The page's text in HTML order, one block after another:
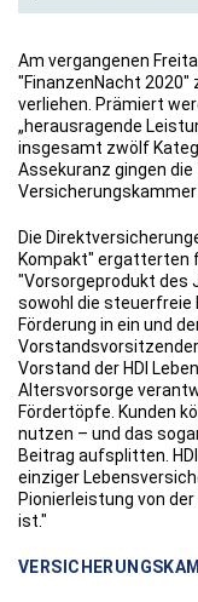
Am vergangenen
"FinanzenNacht 2020"
verliehen. Prämiert
„herausragende
insgesamt zwölf
Assekuranz gingen die
Versicherungskammer
Die
Kompakt" ergatterten
"Vorsorgeprodukt des
sowohl die steuerfreie
Förderung in ein und
Vorstand der HDI
Altersvorsorge
Fördertöpfe. Kunden
nutzen – und das
Beitrag aufsplitten.
einziger
Pionierleistung von
ist."